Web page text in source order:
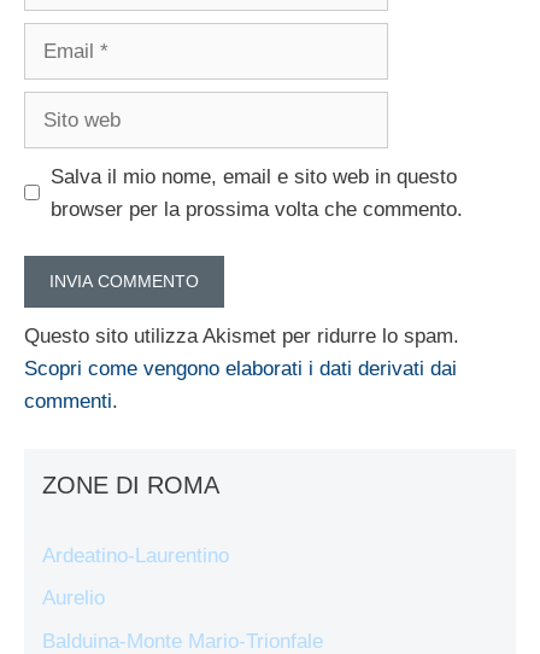
Email
Sito
Salva il mio nome, email e sito web in questo
browser per la prossima volta che commento.
Questo sito utilizza Akismet per ridurre lo spam.
Scopri come vengono elaborati i dati derivati dai
commenti.
ZONE DI ROMA
Ardeatino-Laurentino
Aurelio
Balduina-Monte Mario-Trionfale